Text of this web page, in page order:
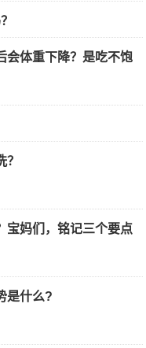
会体重下降？是吃不饱
宝妈们，铭记三个要点
是什么?